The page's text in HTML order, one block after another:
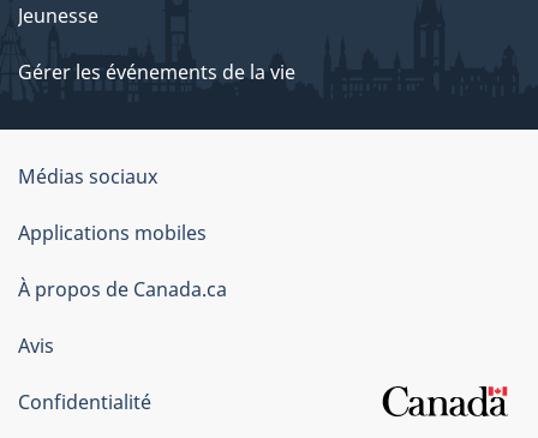
Jeunesse
Gérer les événements de la vie
Organisation
du
gouvernement
du
Canada
Médias sociaux
Applications mobiles
À propos de Canada.ca
Avis
Confidentialité